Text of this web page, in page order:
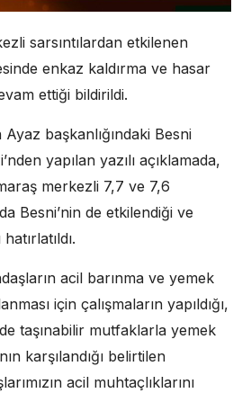
sarsıntılardan etkilenen
enkaz kaldırma ve hasar
ettiği bildirildi.
Ayaz başkanlığındaki Besni
yapılan yazılı açıklamada,
merkezli 7,7 ve 7,6
Besni’nin de etkilendiği ve
acil barınma ve yemek
için çalışmaların yapıldığı,
taşınabilir mutfaklarla yemek
karşılandığı belirtilen
acil muhtaçlıklarını